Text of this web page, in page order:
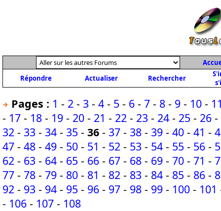
Répondre
Actualiser Rechercher
Pages : 1 - 2 - 3 - 4 - 5 - 6 - 7 - 8 - 9 - 10 -
- 17 - 18 - 19 - 20 - 21 - 22 - 23 - 24 - 25 - 26 -
32 - 33 - 34 - 35 - 36 - 37 - 38 - 39 - 40 - 41 -
47 - 48 - 49 - 50 - 51 - 52 - 53 - 54 - 55 - 56 -
62 - 63 - 64 - 65 - 66 - 67 - 68 - 69 - 70 - 71 -
77 - 78 - 79 - 80 - 81 - 82 - 83 - 84 - 85 - 86 -
92 - 93 - 94 - 95 - 96 - 97 - 98 - 99 - 100 - 101
- 106 - 107 - 108